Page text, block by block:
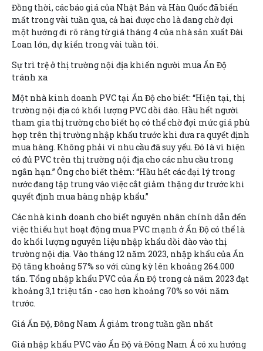
Đồng thời, các báo giá của Nhật Bản và Hàn Quốc đã biến
mất trong vài tuần qua, cả hai được cho là đang chờ đợi
một hướng đi rõ ràng từ giá tháng 4 của nhà sản xuất Đài
Loan lớn, dự kiến trong vài tuần tới.
Sự trì trệ ở thị trường nội địa khiến người mua Ấn Độ
tránh xa
Một nhà kinh doanh PVC tại Ấn Độ cho biết: “Hiện tại, thị
trường nội địa có khối lượng PVC dồi dào. Hầu hết người
tham gia thị trường cho biết họ có thể chờ đợi mức giá phù
hợp trên thị trường nhập khẩu trước khi đưa ra quyết định
mua hàng. Không phải vì nhu cầu đã suy yếu. Đó là vì hiện
có đủ PVC trên thị trường nội địa cho các nhu cầu trong
ngắn hạn.” Ông cho biết thêm: “Hầu hết các đại lý trong
nước đang tập trung váo việc cắt giảm thặng dư trước khi
quyết định mua hàng nhập khẩu.”
Các nhà kinh doanh cho biết nguyên nhân chính dẫn đến
việc thiếu hụt hoạt động mua PVC mạnh ở Ấn Độ có thể là
do khối lượng nguyên liệu nhập khẩu dồi dào vào thị
trường nội địa. Vào tháng 12 năm 2023, nhập khẩu của Ấn
Độ tăng khoảng 57% so với cùng kỳ lên khoảng 264.000
tấn. Tổng nhập khẩu PVC của Ấn Độ trong cả năm 2023 đạt
khoảng 3,1 triệu tấn - cao hơn khoảng 70% so với năm
trước.
Giá Ấn Độ, Đông Nam Á giảm trong tuần gần nhất
Giá nhập khẩu PVC vào Ấn Độ và Đông Nam Á có xu hướng